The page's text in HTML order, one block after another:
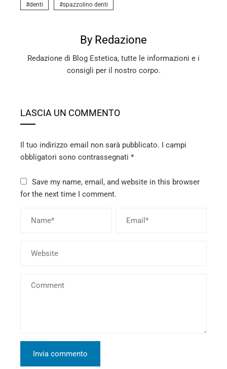
denti spazzolino denti
By Redazione
Redazione di Blog Estetica, tutte le informazioni e i
consigli per il nostro corpo.
LASCIA UN COMMENTO
Il tuo indirizzo email non sarà pubblicato. I campi
obbligatori sono contrassegnati *
Save my name, email, and website in this browser
for the next time I comment.